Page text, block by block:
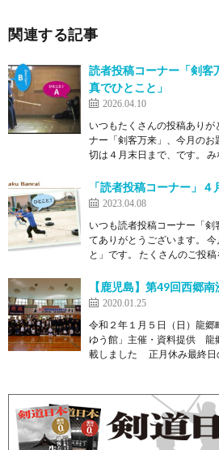
関連する記事
読者投稿コーナー「剣客
真でひとこと」
2026.04.10
いつもたくさんの投稿あり
ナー「剣客万来」、今月のお
切は４月末日まで、です。
「読者投稿コーナー」
2023.04.08
いつも読者投稿コーナー「
てありがとうございます。
と」です。 たくさんのご投
【鹿児島】第49回西郷
2020.01.25
令和２年１月５日（日）龍郷
ゆう館」主催・資料提供 龍
載しました 正月休み最終日